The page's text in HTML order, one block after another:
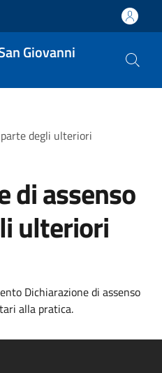
Giovanni
degli ulteriori
di assenso
ulteriori
Dichiarazione di assenso
alla pratica.